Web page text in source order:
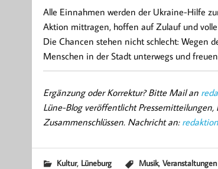
Alle Einnahmen werden der Ukraine-Hilfe
Aktion mittragen, hoffen auf Zulauf und volle
Die Chancen stehen nicht schlecht: Wegen
Menschen in der Stadt unterwegs und
Ergänzung oder Korrektur? Bitte Mail an
Lüne-Blog veröffentlicht
Zusammenschlüssen. Nachricht an:
Kultur, Lüneburg Musik, Veranstaltungen